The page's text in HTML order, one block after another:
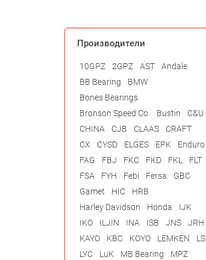
Производители
10GPZ 2GPZ AST
Andale
BB Bearing
BMW
Bones Bearings
Bronson Speed Co.
Bustin
C&U
CHINA
CJB CLAAS
CRAFT
CX
CYSD ELGES EPK
Enduro
FAG
FBJ FKC FKD FKL
FLT
FSA
FYH Febi Fersa
GBC
Gamet
HIC
HRB
Harley Davidson
Honda
IJK
IKO
ILJIN INA ISB JNS
JRH
KAYO
KBC KOYO LEMKEN
LS
LYC
LuK MB Bearing
MPZ